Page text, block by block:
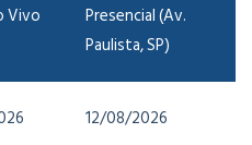
Vivo
Presencial (Av.
Paulista, SP)
12/08/2026